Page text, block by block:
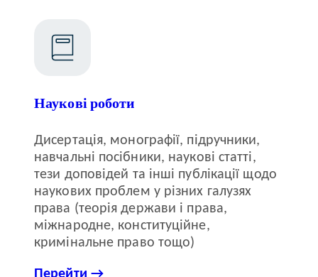
Наукові роботи
Дисертація, монографії, підручники,
навчальні посібники, наукові статті,
тези доповідей та інші публікації щодо
наукових проблем у різних галузях
права (теорія держави і права,
міжнародне, конституційне,
кримінальне право тощо)
Перейти →